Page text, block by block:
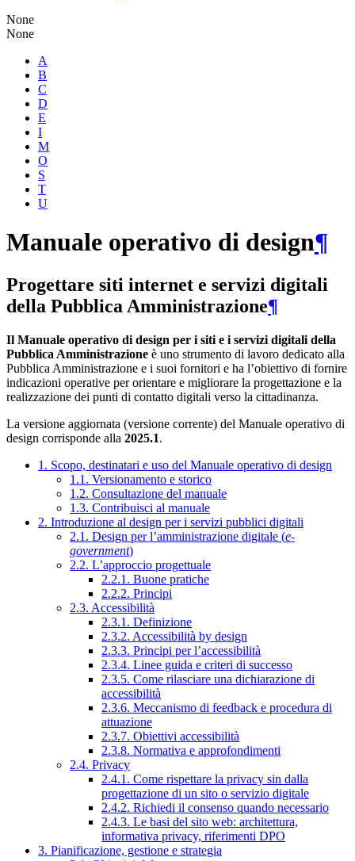
None
None
A
B
C
D
E
I
M
O
S
T
U
Manuale operativo di design¶
Progettare siti internet e servizi digitali
della Pubblica Amministrazione¶
Il Manuale operativo di design per i siti e i servizi digitali della
Pubblica Amministrazione è uno strumento di lavoro dedicato alla
Pubblica Amministrazione e i suoi fornitori e ha l’obiettivo di fornire
indicazioni operative per orientare e migliorare la progettazione e la
realizzazione dei punti di contatto digitali verso la cittadinanza.
La versione aggiornata (versione corrente) del Manuale operativo di
design corrisponde alla 2025.1.
1. Scopo, destinatari e uso del Manuale operativo di design
1.1. Versionamento e storico
1.2. Consultazione del manuale
1.3. Contribuisci al manuale
2. Introduzione al design per i servizi pubblici digitali
2.1. Design per l’amministrazione digitale (e-
government)
2.2. L’approccio progettuale
2.2.1. Buone pratiche
2.2.2. Principi
2.3. Accessibilità
2.3.1. Definizione
2.3.2. Accessibilità by design
2.3.3. Principi per l’accessibilità
2.3.4. Linee guida e criteri di successo
2.3.5. Come rilasciare una dichiarazione di
accessibilità
2.3.6. Meccanismo di feedback e procedura di
attuazione
2.3.7. Obiettivi accessibilità
2.3.8. Normativa e approfondimenti
2.4. Privacy
2.4.1. Come rispettare la privacy sin dalla
progettazione di un sito o servizio digitale
2.4.2. Richiedi il consenso quando necessario
2.4.3. Le basi del sito web: architettura,
informativa privacy, riferimenti DPO
3. Pianificazione, gestione e strategia